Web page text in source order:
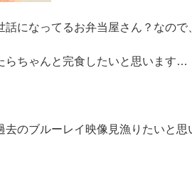
になってるお弁当屋さん？なので
らちゃんと完食したいと思います…
去のブルーレイ映像見漁りたいと思